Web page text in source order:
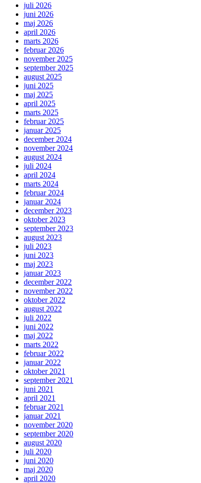
juli 2026
juni 2026
maj 2026
april 2026
marts 2026
februar 2026
november 2025
september 2025
august 2025
juni 2025
maj 2025
april 2025
marts 2025
februar 2025
januar 2025
december 2024
november 2024
august 2024
juli 2024
april 2024
marts 2024
februar 2024
januar 2024
december 2023
oktober 2023
september 2023
august 2023
juli 2023
juni 2023
maj 2023
januar 2023
december 2022
november 2022
oktober 2022
august 2022
juli 2022
juni 2022
maj 2022
marts 2022
februar 2022
januar 2022
oktober 2021
september 2021
juni 2021
april 2021
februar 2021
januar 2021
november 2020
september 2020
august 2020
juli 2020
juni 2020
maj 2020
april 2020